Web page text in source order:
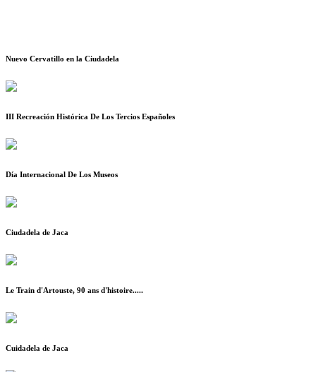
Nuevo Cervatillo en la Ciudadela
III Recreación Histórica De Los Tercios Españoles
Día Internacional De Los Museos
Ciudadela de Jaca
Le Train d'Artouste, 90 ans d'histoire.....
Cuidadela de Jaca